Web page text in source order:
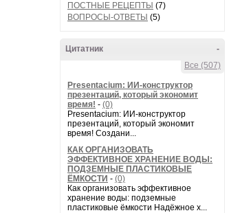
ПОСТНЫЕ РЕЦЕПТЫ (7)
ВОПРОСЫ-ОТВЕТЫ (5)
-
Цитатник
Все (507)
Presentacium: ИИ‑конструктор
презентаций, который экономит
время! - (0)
Presentacium: ИИ‑конструктор
презентаций, который экономит
время! Создани...
КАК ОРГАНИЗОВАТЬ
ЭФФЕКТИВНОЕ ХРАНЕНИЕ ВОДЫ:
ПОДЗЕМНЫЕ ПЛАСТИКОВЫЕ
ЁМКОСТИ - (0)
Как организовать эффективное
хранение воды: подземные
пластиковые ёмкости Надёжное х...